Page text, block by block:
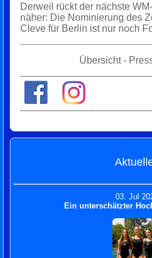
Derweil rückt der nächste
näher: Die Nominierung des
Cleve für Berlin ist nur noch
Übersicht -